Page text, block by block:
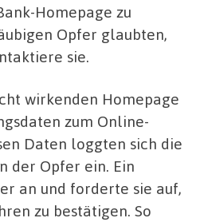
Homepage zu
Opfer glaubten,
sie.
wirkenden Homepage
zum Online-
Daten loggten sich die
der Opfer ein. Ein
an und forderte sie auf,
zu bestätigen. So